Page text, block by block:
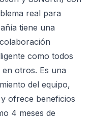
real para
tiene una
como todos
otros. Es una
del equipo,
ofrece beneficios
4 meses de